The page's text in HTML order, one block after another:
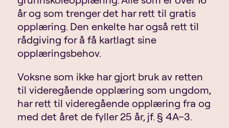
år og som trenger det har rett til gratis
opplæring. Den enkelte har også rett til
rådgiving for å få kartlagt sine
opplæringsbehov.
Voksne som ikke har gjort bruk av retten
til videregående opplæring som ungdom,
har rett til videregående opplæring fra og
med det året de fyller 25 år, jf. § 4A–3.